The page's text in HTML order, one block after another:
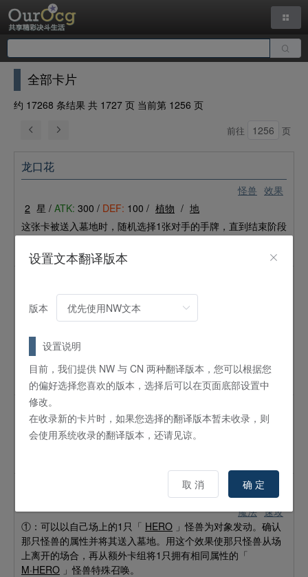
全部卡片
约 17268 条结果 共 1727 页 当前第 1256 页
前往 页
怪兽 效果
龙口花
2 星 / ATK: 300 / DEF: 100 / 植物 / 地
这张卡被送入墓地时，随机选择1张对手的手牌，直到结束阶段
的效果1回合只能使用1次。
ATK:1000 /DEF:1500 / 战士 /
调整+1只以上调整以外的怪兽
将自己场上存在的1只名字带有「ジャンク／
放发动。给予对手LP解放的怪兽的原攻击力数值的伤害。这个
效果1回合只能使用1次。
英雄到来
魔法 速攻
①：可以以自己场上的1只「 HERO 」怪兽为对象发动。确认
那只怪兽的属性并将其送入墓地。用这个效果使那只怪兽从场
上离开的场合，再从额外卡组将1只拥有相同属性的「
M·HERO 」怪兽特殊召唤。
设置文本翻译版本
版本
设置说明
目前，我们提供 NW 与 CN 两种翻译版本，您可以根据您
的偏好选择您喜欢的版本，选择后可以在页面底部设置中
修改。
在收录新的卡片时，如果您选择的翻译版本暂未收录，则
会使用系统收录的翻译版本，还请见谅。
取 消 确 定